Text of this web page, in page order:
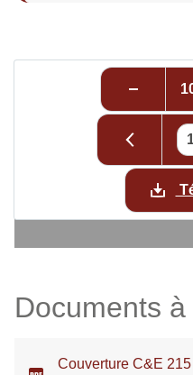
Documents
Couverture C&E